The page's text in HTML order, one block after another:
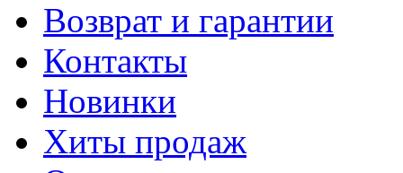
Возврат и гарантии
Контакты
Новинки
Хиты продаж